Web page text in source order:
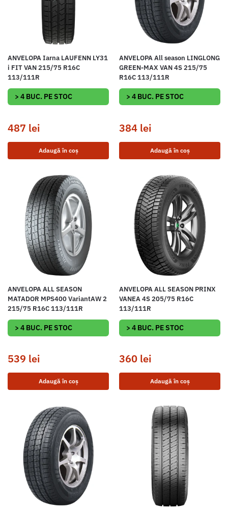
ANVELOPA Iarna LAUFENN LY31
i FIT VAN 215/75 R16C
113/111R
> 4 BUC. PE STOC
487 lei
Adaugă în coș
ANVELOPA All season LINGLONG
GREEN-MAX VAN 4S 215/75
R16C 113/111R
> 4 BUC. PE STOC
384 lei
Adaugă în coș
ANVELOPA ALL SEASON
MATADOR MPS400 VariantAW 2
215/75 R16C 113/111R
> 4 BUC. PE STOC
539 lei
Adaugă în coș
ANVELOPA ALL SEASON PRINX
VANEA 4S 205/75 R16C
113/111R
> 4 BUC. PE STOC
360 lei
Adaugă în coș